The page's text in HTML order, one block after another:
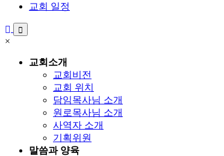
교회 일정
×
교회소개
교회비전
교회 위치
담임목사님 소개
원로목사님 소개
사역자 소개
기획위원
말씀과 양육